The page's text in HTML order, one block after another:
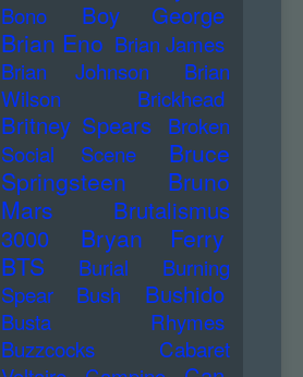
Bono Boy George
Brian Eno Brian James
Brian Johnson
Brian
Wilson
Brickhead
Britney Spears
Broken
Social Scene
Bruce
Springsteen
Bruno
Mars
Brutalismus
3000
Bryan Ferry
BTS
Burial
Burning
Spear
Bush Bushido
Busta Rhymes
Buzzcocks
Cabaret